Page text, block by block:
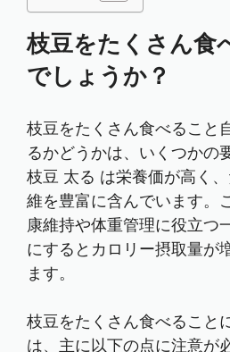
枝豆をたくさん食
でしょうか？
枝豆をたくさん食べること
るかどうかは、いくつかの
枝豆 太る は栄養価が高く
維を豊富に含んでいます。
康維持や体重管理に役立つ
にするとカロリー摂取量が
ます。
枝豆をたくさん食べること
は、主に以下の点に注意が